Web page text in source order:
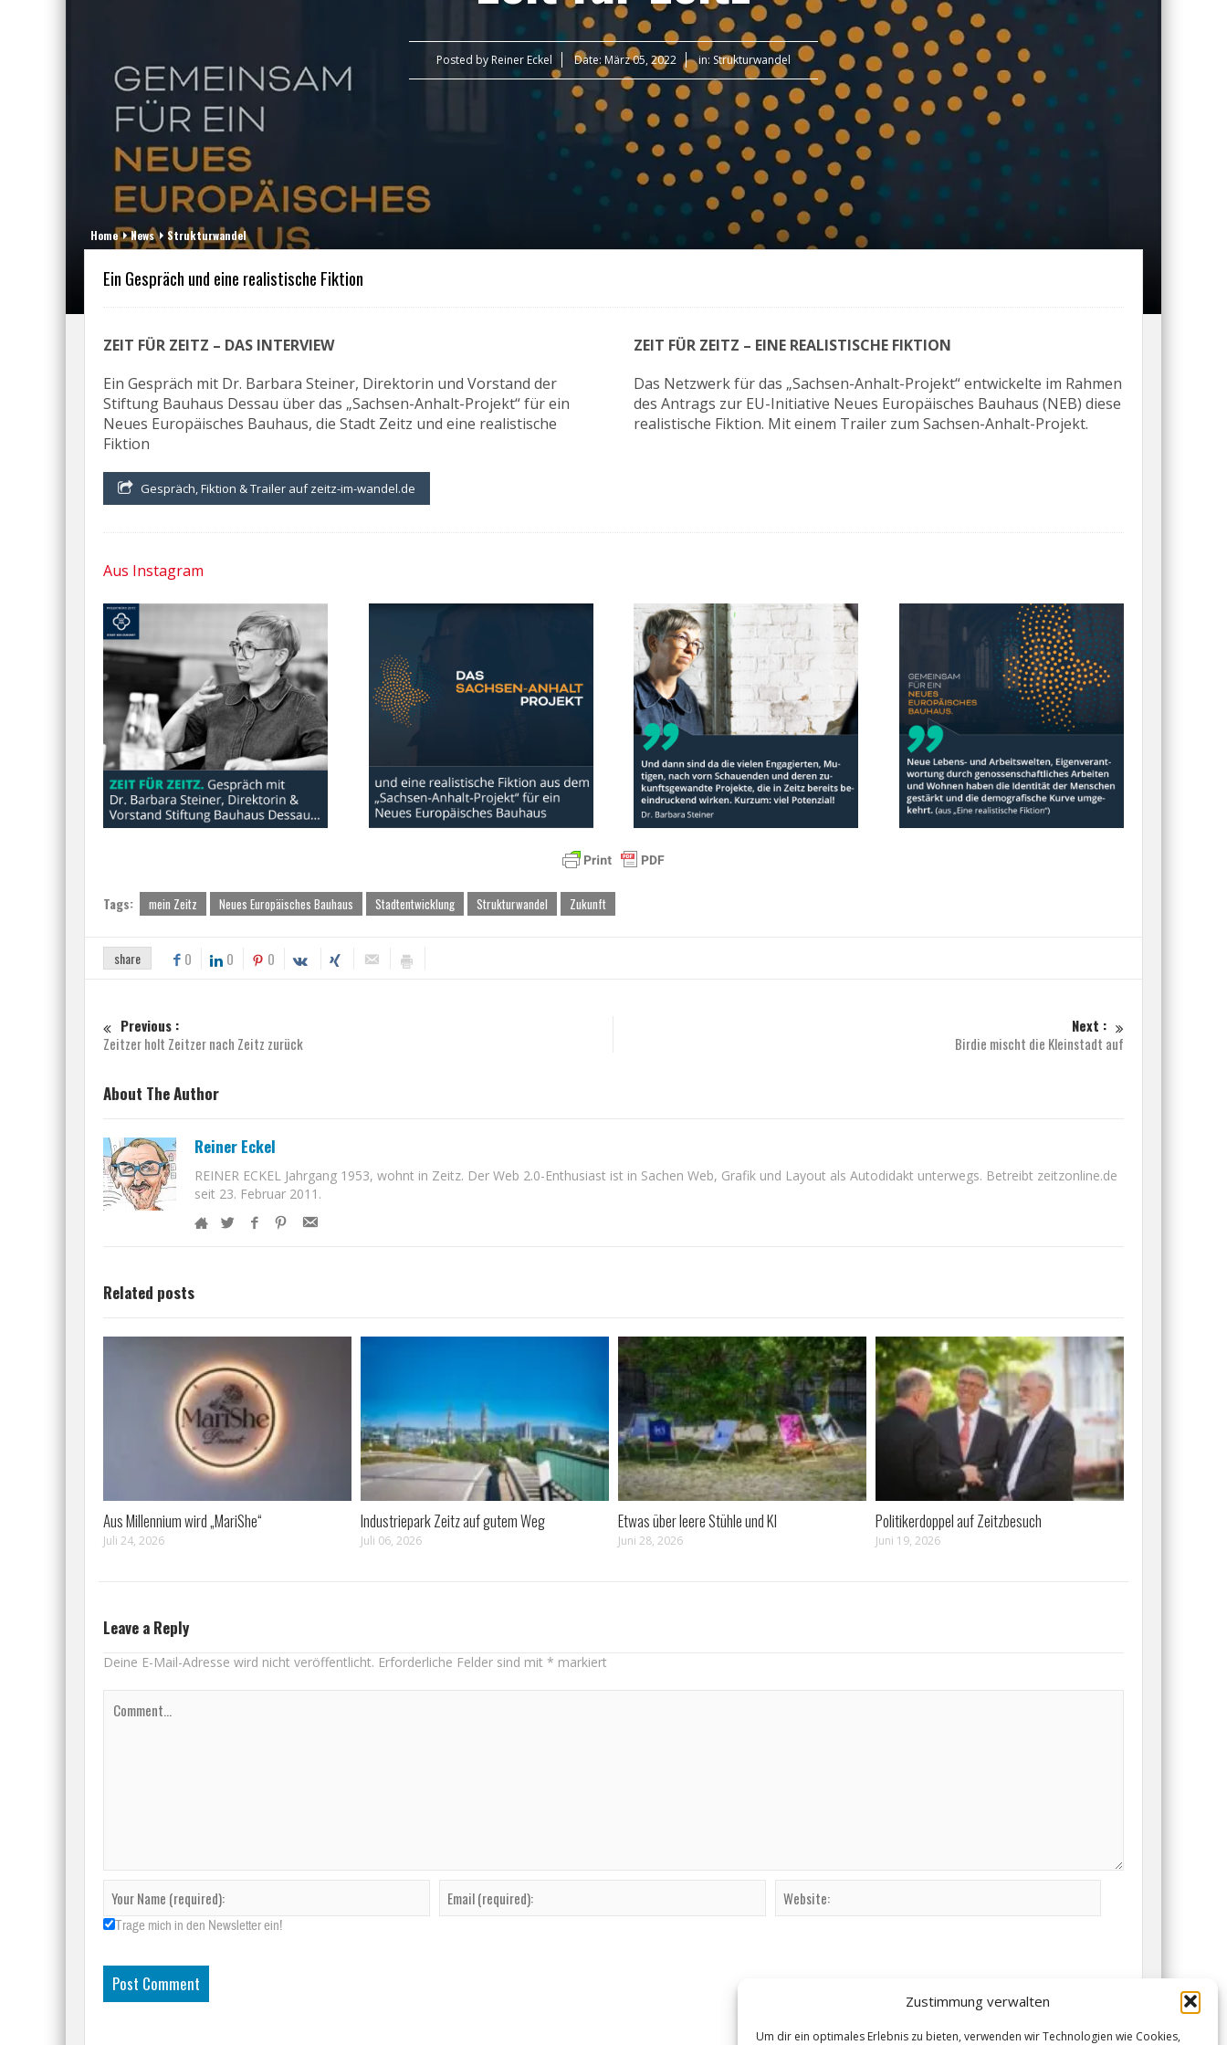
Zustimmung verwalten
Um dir ein optimales Erlebnis zu bieten, verwenden wir Technologien wie Cookies,
Posted by Reiner Eckel Date: März 05, 2022 in: Strukturwandel
Home News Strukturwandel
Ein Gespräch und eine realistische Fiktion
ZEIT FÜR ZEITZ – DAS INTERVIEW
Ein Gespräch mit Dr. Barbara Steiner, Direktorin und Vorstand der
Stiftung Bauhaus Dessau über das „Sachsen-Anhalt-Projekt“ für ein
Neues Europäisches Bauhaus, die Stadt Zeitz und eine realistische
Fiktion
ZEIT FÜR ZEITZ – EINE REALISTISCHE FIKTION
Das Netzwerk für das „Sachsen-Anhalt-Projekt“ entwickelte im Rahmen
des Antrags zur EU-Initiative Neues Europäisches Bauhaus (NEB) diese
realistische Fiktion. Mit einem Trailer zum Sachsen-Anhalt-Projekt.
Gespräch, Fiktion & Trailer auf zeitz-im-wandel.de
Aus Instagram
Tags: mein Zeitz Neues Europäisches Bauhaus Stadtentwicklung Strukturwandel Zukunft
share 0 0 0
Previous :
Zeitzer holt Zeitzer nach Zeitz zurück
Next :
Birdie mischt die Kleinstadt auf
About The Author
Reiner Eckel
REINER ECKEL Jahrgang 1953, wohnt in Zeitz. Der Web 2.0-Enthusiast ist in Sachen Web, Grafik und Layout als Autodidakt unterwegs. Betreibt zeitzonline.de
seit 23. Februar 2011.
Related posts
Aus Millennium wird „MariShe“
Juli 24, 2026
Industriepark Zeitz auf gutem Weg
Juli 06, 2026
Etwas über leere Stühle und KI
Juni 28, 2026
Politikerdoppel auf Zeitzbesuch
Juni 19, 2026
Leave a Reply
Deine E-Mail-Adresse wird nicht veröffentlicht. Erforderliche Felder sind mit * markiert
Trage mich in den Newsletter ein!